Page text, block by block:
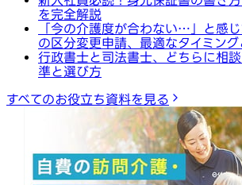
を完全解説
「今の介護度が合わない…」と感
の区分変更申請、最適なタイミン
行政書士と司法書士、どちらに相
準と選び方
すべてのお役立ち資料を見る